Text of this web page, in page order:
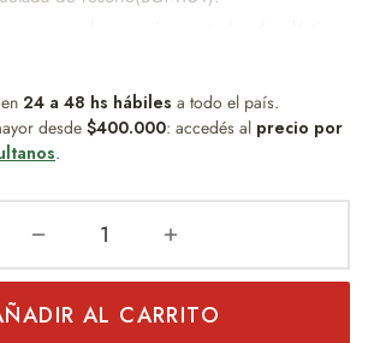
mediana con pico vertedor de plástico
de plástico 25cm x 32cm.
que combina diseño, practicidad y
24 a 48 hs hábiles a todo el país.
desde $400.000: accedés al precio por
.
AL CARRITO